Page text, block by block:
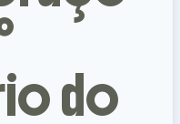
do